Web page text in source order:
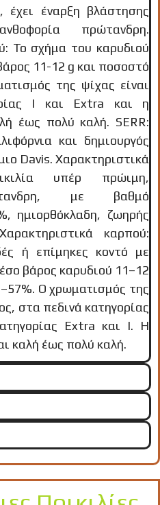
έχει έναρξη βλάστησης
πρώτανδρη.
Το σχήμα του καρυδιού
11-12 g και ποσοστό
της ψίχας είναι
I και Extra και η
έως πολύ καλή. SERR:
και δημιουργός
Davis. Χαρακτηριστικά
υπέρ πρώιμη,
με βαθμό
ημιορθόκλαδη, ζωηρής
καρπού:
ή επίμηκες κοντό με
βάρος καρυδιού 11–12
Ο χρωματισμός της
στα πεδινά κατηγορίας
Extra και I. Η
καλή έως πολύ καλή.